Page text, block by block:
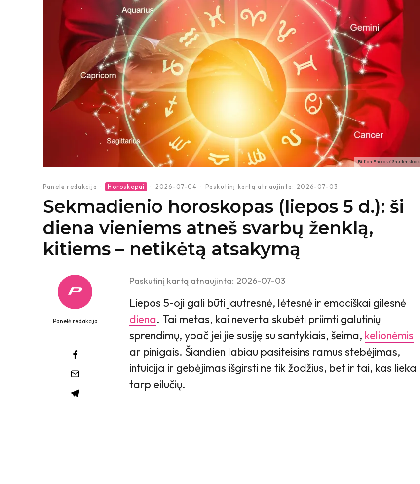
Billion Photos / Shutterstock
Panelė redakcija · Horoskopai · 2026-07-04 · Paskutinį kartą atnaujinta: 2026-07-03
Sekmadienio horoskopas (liepos 5 d.): ši
diena vieniems atneš svarbų ženklą,
kitiems – netikėtą atsakymą
Panelė redakcija
Paskutinį kartą atnaujinta: 2026-07-03
Liepos 5-oji gali būti jautresnė, lėtesnė ir emociškai gilesnė
diena. Tai metas, kai neverta skubėti priimti galutinių
sprendimų, ypač jei jie susiję su santykiais, šeima, kelionėmis
ar pinigais. Šiandien labiau pasiteisins ramus stebėjimas,
intuicija ir gebėjimas išgirsti ne tik žodžius, bet ir tai, kas lieka
tarp eilučių.